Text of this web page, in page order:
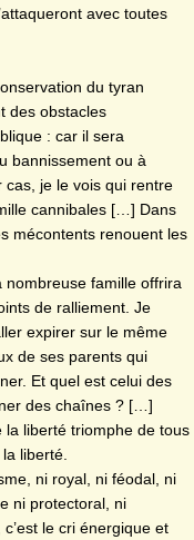
avec toutes
du tyran
des obstacles
: car il sera
bannissement ou à
cas, je le vois qui rentre
cannibales […] Dans
mécontents renouent les
nombreuse famille offrira
de ralliement. Je
expirer sur le même
de ses parents qui
Et quel est celui des
des chaînes ? […]
la liberté triomphe de tous
liberté.
ni royal, ni féodal, ni
ni protectoral, ni
le cri énergique et